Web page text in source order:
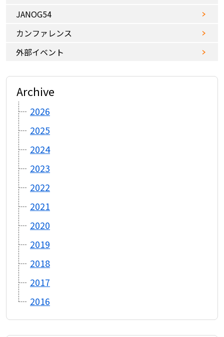
JANOG54
カンファレンス
外部イベント
Archive
2026
2025
2024
2023
2022
2021
2020
2019
2018
2017
2016